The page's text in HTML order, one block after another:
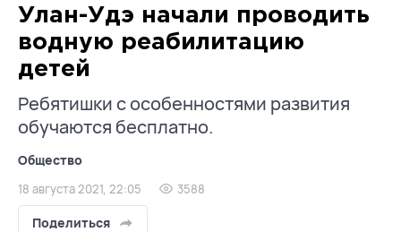
Улан-Удэ начали проводить
водную реабилитацию
детей
Ребятишки с особенностями развития
обучаются бесплатно.
Общество
18 августа 2021, 22:05 3588
Поделиться